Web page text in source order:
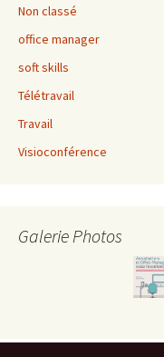
Non classé
office manager
soft skills
Télétravail
Travail
Visioconférence
Galerie Photos